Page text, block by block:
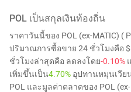
POL เป็นสกุลเงินท้องถิ่น
ราคาวันนี้ของ POL (ex-MATIC) (
ปริมาณการซื้อขาย 24 ชั่วโมงคือ
ชั่วโมงล่าสุดคือ ลดลงโดย-0.10%
เพิ่มขึ้นเป็น4.70% อุปทานหมุนเวีย
POL และมูลค่าตลาดของ POL